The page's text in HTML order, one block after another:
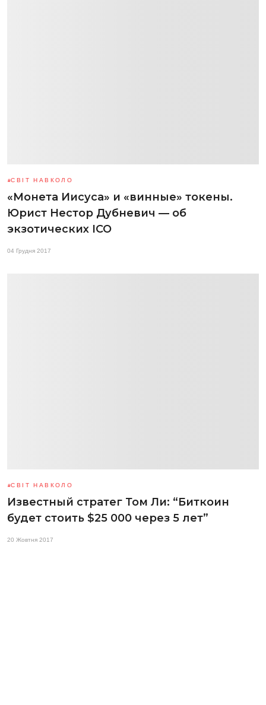
СВІТ НАВКОЛО
«Монета Иисуса» и «винные» токены.
Юрист Нестор Дубневич — об
экзотических ICO
04 Грудня 2017
СВІТ НАВКОЛО
Известный стратег Том Ли: “Биткоин
будет стоить $25 000 через 5 лет”
20 Жовтня 2017